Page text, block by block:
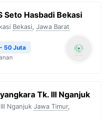
Seto Hasbadi Bekasi
Bekasi, Jawa Barat
50 Juta
Tk. III Nganjuk
Nganjuk Jawa Timur,